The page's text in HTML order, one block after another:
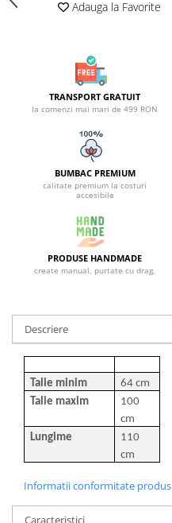
Adauga la Favorite
TRANSPORT GRATUIT
la comenzi mai mari de 499 RON
BUMBAC PREMIUM
calitate premium la costuri
accesibile
PRODUSE HANDMADE
create manual, purtate cu drag.
Descriere
Talie minim
64 cm
Talie maxim
100
cm
Lungime
110
cm
Informatii conformitate produs
Caracteristici